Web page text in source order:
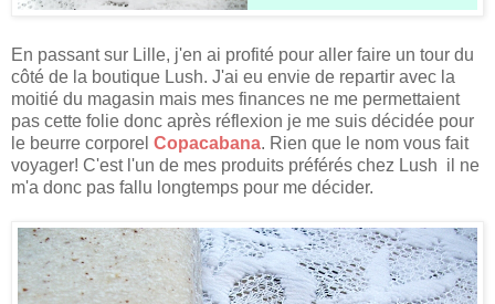
En passant sur Lille, j'en ai profité pour aller faire un tour du
côté de la boutique Lush. J'ai eu envie de repartir avec la
moitié du magasin mais mes finances ne me permettaient
pas cette folie donc après réflexion je me suis décidée pour
le beurre corporel Copacabana. Rien que le nom vous fait
voyager! C'est l'un de mes produits préférés chez Lush il ne
m'a donc pas fallu longtemps pour me décider.